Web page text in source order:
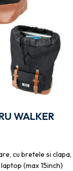
WALKER
cu bretele si clapa,
(max 15inch)